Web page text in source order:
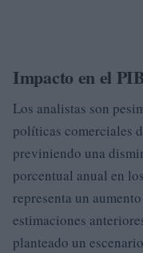
Impacto en el
Los analistas son
políticas comerciales
previniendo una
porcentual anual en
representa un
estimaciones
planteado un